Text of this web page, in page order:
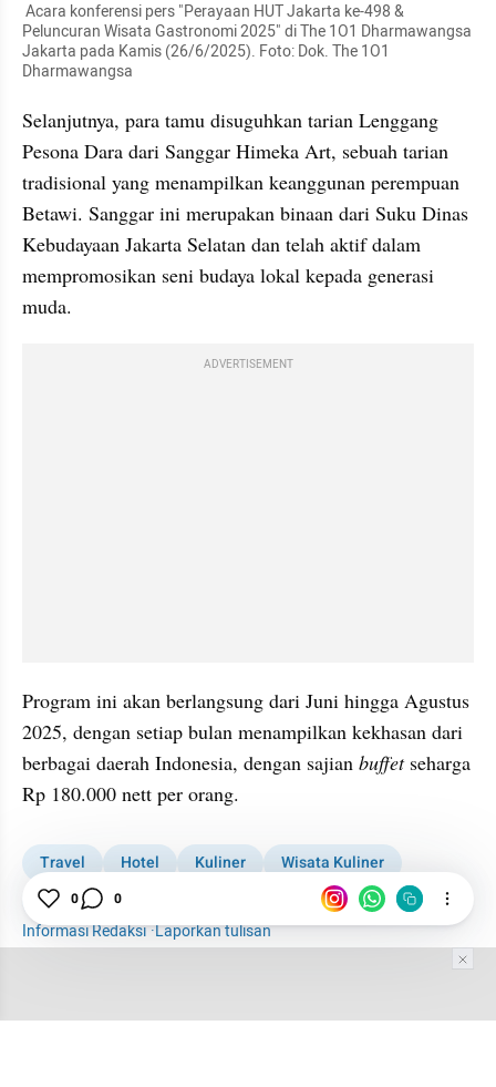
Peluncuran Wisata Gastronomi 2025" di The 1O1 Dharmawangsa
Jakarta pada Kamis (26/6/2025). Foto: Dok. The 1O1
Dharmawangsa
Selanjutnya, para tamu disuguhkan tarian Lenggang
Pesona Dara dari Sanggar Himeka Art, sebuah tarian
tradisional yang menampilkan keanggunan perempuan
Betawi. Sanggar ini merupakan binaan dari Suku Dinas
Kebudayaan Jakarta Selatan dan telah aktif dalam
mempromosikan seni budaya lokal kepada generasi
muda.
ADVERTISEMENT
Program ini akan berlangsung dari Juni hingga Agustus
2025, dengan setiap bulan menampilkan kekhasan dari
berbagai daerah Indonesia, dengan sajian buffet seharga
Rp 180.000 nett per orang.
Travel Hotel Kuliner
Wisata Kuliner
Gastronomi
Informasi Redaksi·Laporkan tulisan
0 0